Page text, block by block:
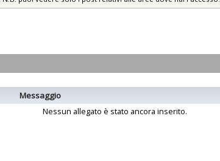
Messaggio
Nessun allegato è stato ancora inserito.